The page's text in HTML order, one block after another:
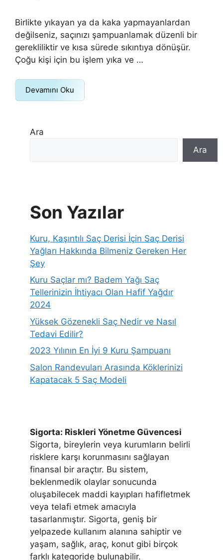
Birlikte yıkayan ya da kaka yapmayanlardan
değilseniz, saçınızı şampuanlamak düzenli bir
gerekliliktir ve kısa sürede sıkıntıya dönüşür.
Çoğu kişi için bu işlem yıka ve …
Devamını Oku
Ara
Ara
Son Yazılar
Kuru, Kaşıntılı Saç Derisi İçin Saç Derisi
Yağları Hakkında Bilmeniz Gereken Her
Şey
Kuru Saçlar mı? Badem Yağı Saç
Tellerinizin İhtiyacı Olan Hafif Yağdır
2024
Yüksek Gözenekli Saç Nedir ve Nasıl
Tedavi Edilir?
2023 Yılının En İyi 9 Kuru Şampuanı
Salon Randevuları Arasında Köklerinizi
Kapatacak 5 Saç Modeli
Sigorta: Riskleri Yönetme Güvencesi
Sigorta, bireylerin veya kurumların belirli
risklere karşı korunmasını sağlayan
finansal bir araçtır. Bu sistem,
beklenmedik olaylar sonucunda
oluşabilecek maddi kayıpları hafifletmek
veya telafi etmek amacıyla
tasarlanmıştır. Sigorta, geniş bir
yelpazede kullanım alanına sahiptir ve
yaşam, sağlık, araç, konut gibi birçok
farklı kategoride bulunabilir.